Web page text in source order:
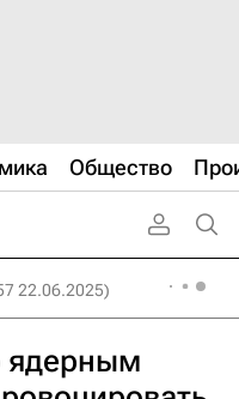
Общество
22.06.2025)
ядерным